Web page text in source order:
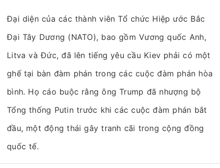
Đại diện của các thành viên Tổ chức Hiệp ước Bắc
Đại Tây Dương (NATO), bao gồm Vương quốc Anh,
Litva và Đức, đã lên tiếng yêu cầu Kiev phải có một
ghế tại bàn đàm phán trong các cuộc đàm phán hòa
bình. Họ cáo buộc rằng ông Trump đã nhượng bộ
Tổng thống Putin trước khi các cuộc đàm phán bắt
đầu, một động thái gây tranh cãi trong cộng đồng
quốc tế.